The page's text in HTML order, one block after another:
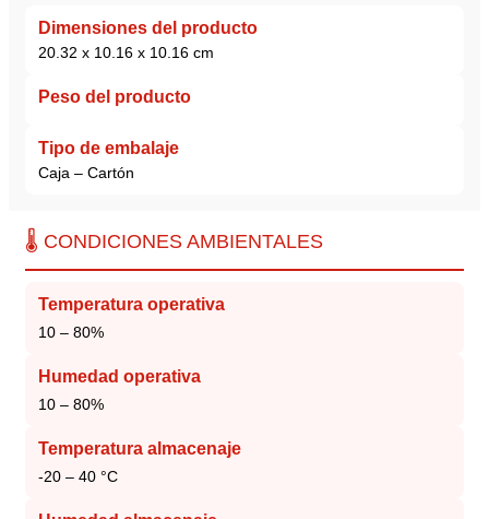
Dimensiones del producto
20.32 x 10.16 x 10.16 cm
Peso del producto
Tipo de embalaje
Caja – Cartón
🌡️ CONDICIONES AMBIENTALES
Temperatura operativa
10 – 80%
Humedad operativa
10 – 80%
Temperatura almacenaje
-20 – 40 °C